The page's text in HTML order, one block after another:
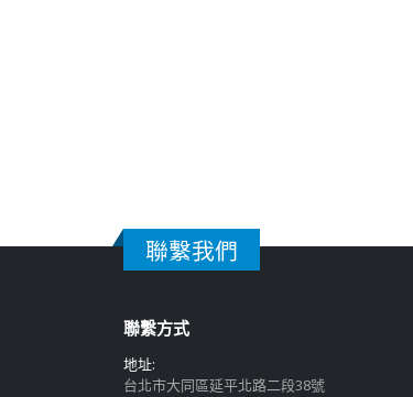
聯繫我們
聯繫方式
地址:
台北市大同區延平北路二段38號